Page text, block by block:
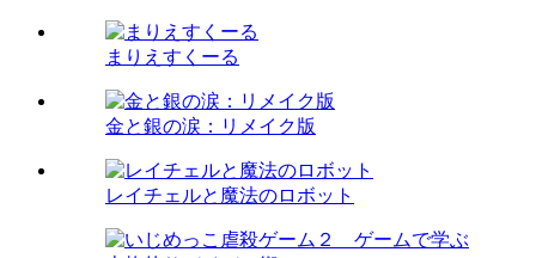
まりえすくーる
金と銀の涙：リメイク版
レイチェルと魔法のロボット